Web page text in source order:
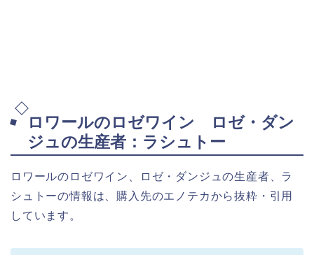
ロワールのロゼワイン ロゼ・ダン
ジュの生産者：ラシュトー
ロワールのロゼワイン、ロゼ・ダンジュの生産者、ラ
シュトーの情報は、購入先のエノテカから抜粋・引用
しています。